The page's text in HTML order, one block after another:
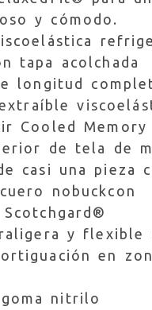
y cómodo.
tapa acolchada
longitud
Cooled Memory
de tela de
casi una pieza
nobuckcon
y flexible
en
nitrilo